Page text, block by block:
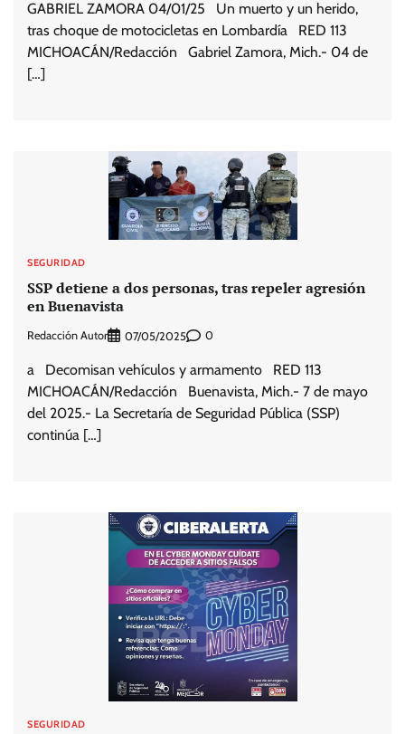
GABRIEL ZAMORA 04/01/25 Un muerto y un herido,
tras choque de motocicletas en Lombardía RED 113
MICHOACÁN/Redacción Gabriel Zamora, Mich.- 04 de
[…]
SEGURIDAD
SSP detiene a dos personas, tras repeler agresión
en Buenavista
Redacción Autor 07/05/2025 0
a Decomisan vehículos y armamento RED 113
MICHOACÁN/Redacción Buenavista, Mich.- 7 de mayo
del 2025.- La Secretaría de Seguridad Pública (SSP)
continúa […]
SEGURIDAD